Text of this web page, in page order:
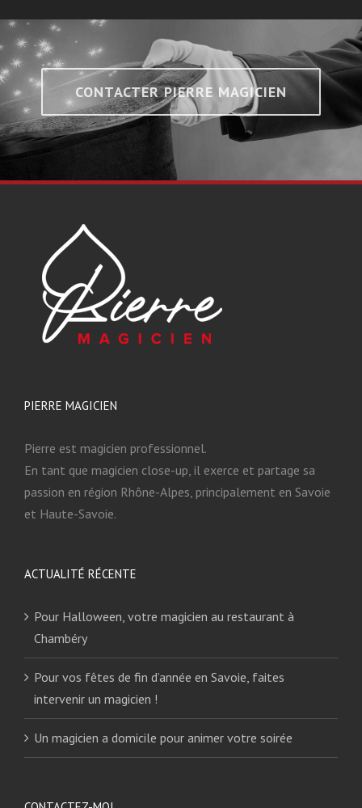
CONTACTER PIERRE MAGICIEN
PIERRE MAGICIEN
Pierre est magicien professionnel.
En tant que magicien close-up, il exerce et partage sa
passion en région Rhône-Alpes, principalement en Savoie
et Haute-Savoie.
ACTUALITÉ RÉCENTE
Pour Halloween, votre magicien au restaurant à
Chambéry
Pour vos fêtes de fin d’année en Savoie, faites
intervenir un magicien !
Un magicien a domicile pour animer votre soirée